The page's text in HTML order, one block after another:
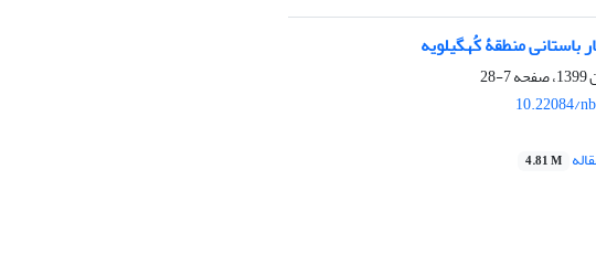
باستانی منطقۀ کُهگیلویه
7-28
10.22084/
4.81 M